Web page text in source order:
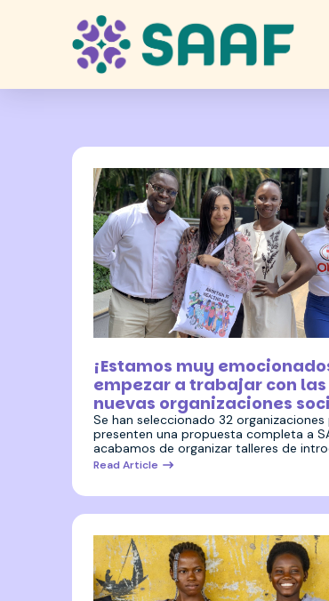
¡Estamos muy
empezar a trabajar con las
nuevas organizaciones
Se han seleccionado 32 organizaciones
presenten una propuesta completa a
acabamos de organizar talleres de
Read Article